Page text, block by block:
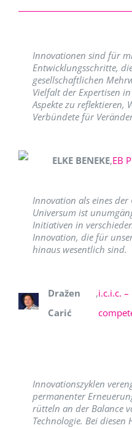
Innovationen sind für
Entwicklungsschritte,
gesellschaftlichen
Vielfalt der Expertisen
Aspekte zu reflektieren,
Verbündete für
ELKE BENEKE,EB
Innovation als eines
Universum ist
Initiativen in
Innovation, die für
hinaus wesentlich sind.
Dražen
Carić
,i.c.i.c.
Innovationszyklen
permanenter
rütteln an der Balance
Technologie. Bei